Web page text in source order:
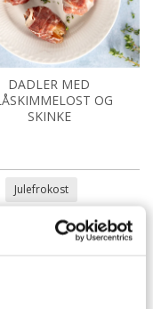
DADLER MED
OG
SKINKE
Julefrokost
Påskefrokost Laks